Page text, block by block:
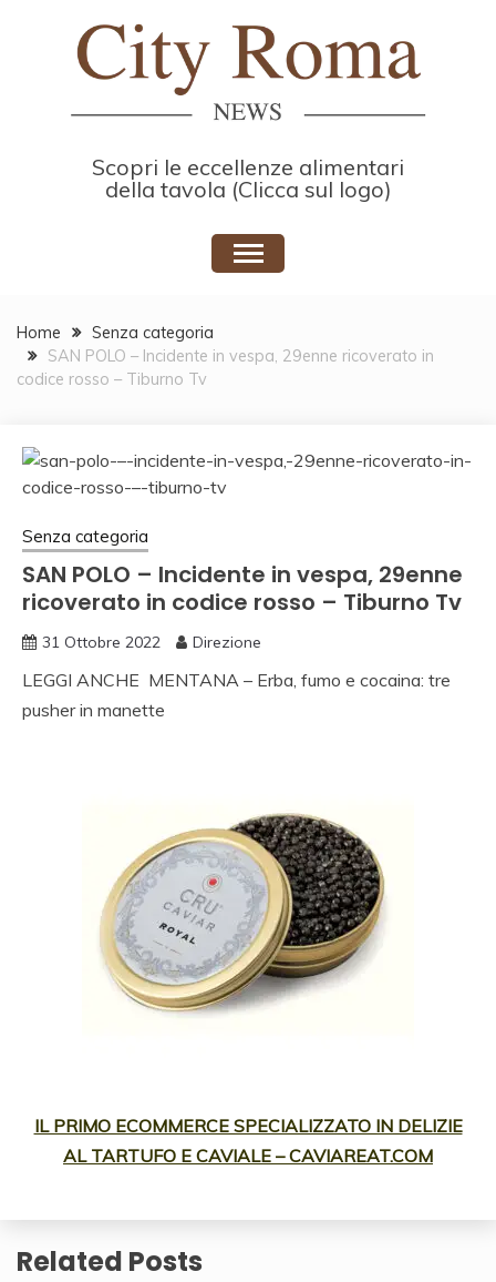
Scopri le eccellenze alimentari
della tavola (Clicca sul logo)
Home
Senza categoria
SAN POLO – Incidente in vespa, 29enne ricoverato in
codice rosso – Tiburno Tv
Senza categoria
SAN POLO – Incidente in vespa, 29enne
ricoverato in codice rosso – Tiburno Tv
31 Ottobre 2022 Direzione
LEGGI ANCHE MENTANA – Erba, fumo e cocaina: tre
pusher in manette
IL PRIMO ECOMMERCE SPECIALIZZATO IN DELIZIE
AL TARTUFO E CAVIALE – CAVIAREAT.COM
Related Posts